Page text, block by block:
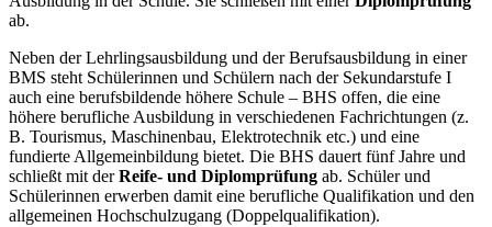
ab.
Neben der Lehrlingsausbildung und der Berufsausbildung in einer
BMS steht Schülerinnen und Schülern nach der Sekundarstufe I
auch eine berufsbildende höhere Schule – BHS offen, die eine
höhere berufliche Ausbildung in verschiedenen Fachrichtungen (z.
B. Tourismus, Maschinenbau, Elektrotechnik etc.) und eine
fundierte Allgemeinbildung bietet. Die BHS dauert fünf Jahre und
schließt mit derReife- und Diplomprüfung ab. Schüler und
Schülerinnen erwerben damit eine berufliche Qualifikation und den
allgemeinen Hochschulzugang (Doppelqualifikation).